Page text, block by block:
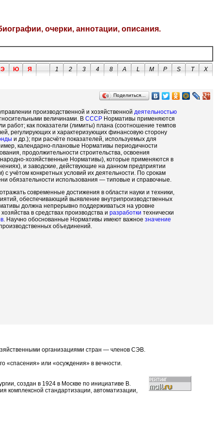
очерки, аннотации, описания.
Э Ю Я 1 2 3 4 8 A L M P S T X
Поделиться…
производственной и хозяйственной деятельностью
величинами. В СССР Нормативы применяются
работ; как показатели (лимиты) плана (соотношение темпов
регулирующих и характеризующих финансовую сторону
и др.); при расчёте показателей, используемых для
календарно-плановые Нормативы периодичности
продолжительности строительства, освоения
хозяйственные Нормативы), которые применяются в
и заводские, действующие на данном предприятии
конкретных условий их деятельности. По срокам
обязательности использования — типовые и справочные.
современные достижения в области науки и техники,
обеспечивающий выявление внутрипроизводственных
должна непрерывно поддерживаться на уровне
в средствах производства и разработки технически
. Научно обоснованные Нормативы имеют важное значение
объединений.
организациями стран — членов СЭВ.
«спасения» или «осуждения» в вечности.
создан в 1924 в Москве по инициативе В.
комплексной стандартизации, автоматизации,